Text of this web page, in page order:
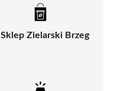
Sklep Zielarski Brzeg